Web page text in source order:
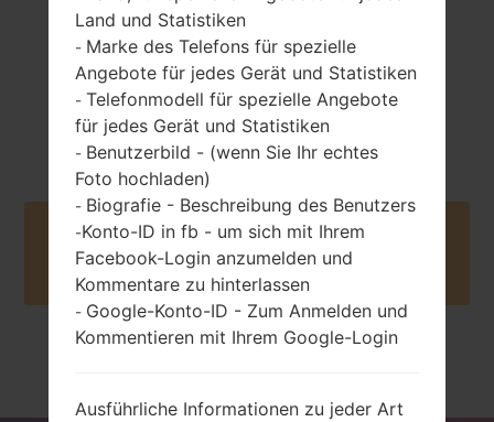
Android 10
August, 2019
Buy accessories on Amazon
Land und Statistiken
- Marke des Telefons für spezielle
Angebote für jedes Gerät und Statistiken
- Telefonmodell für spezielle Angebote
für jedes Gerät und Statistiken
- Benutzerbild - (wenn Sie Ihr echtes
Foto hochladen)
- Biografie - Beschreibung des Benutzers
-Konto-ID in fb - um sich mit Ihrem
Facebook-Login anzumelden und
Kommentare zu hinterlassen
- Google-Konto-ID - Zum Anmelden und
Kommentieren mit Ihrem Google-Login
Ausführliche Informationen zu jeder Art